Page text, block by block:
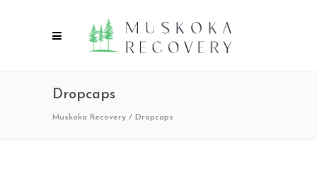
Dropcaps
Muskoka Recovery / Dropcaps